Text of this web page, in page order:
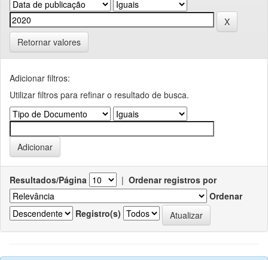
Retornar valores
Adicionar filtros:
Utilizar filtros para refinar o resultado de busca.
Resultados/Página | Ordenar registros por
Ordenar
Registro(s)